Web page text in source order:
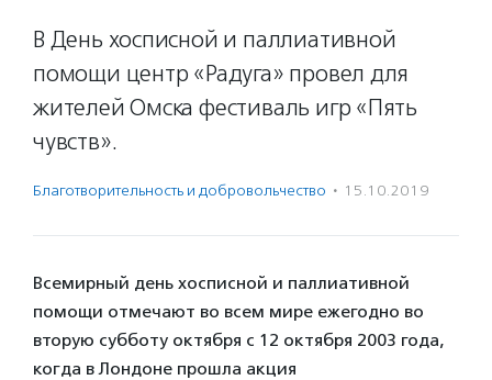
В День хосписной и паллиативной
помощи центр «Радуга» провел для
жителей Омска фестиваль игр «Пять
чувств».
Благотвори­тель­ность и доброволь­чест­во · 15.10.2019
Всемирный день хосписной и паллиативной
помощи отмечают во всем мире ежегодно во
вторую субботу октября с 12 октября 2003 года,
когда в Лондоне прошла акция